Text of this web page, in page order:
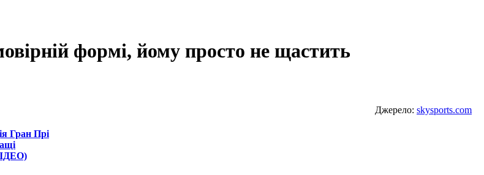
формі, йому просто не щастить
Джерело: skysports.com
Гран Прі